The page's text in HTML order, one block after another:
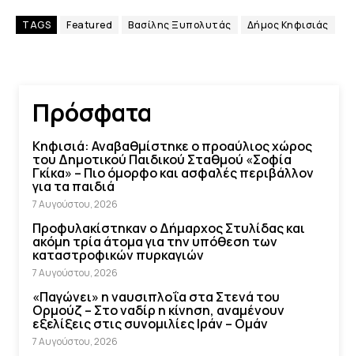
TAGS Featured Βασίλης Ξυπολυτάς Δήμος Κηφισιάς
Πρόσφατα
Κηφισιά: Αναβαθμίστηκε ο προαύλιος χώρος
του Δημοτικού Παιδικού Σταθμού «Σοφία
Γκίκα» – Πιο όμορφο και ασφαλές περιβάλλον
για τα παιδιά
7 Αυγούστου, 2026
Προφυλακίστηκαν ο Δήμαρχος Στυλίδας και
ακόμη τρία άτομα για την υπόθεση των
καταστροφικών πυρκαγιών
7 Αυγούστου, 2026
«Παγώνει» η ναυσιπλοΐα στα Στενά του
Ορμούζ – Στο ναδίρ η κίνηση, αναμένουν
εξελίξεις στις συνομιλίες Ιράν – Ομάν
7 Αυγούστου, 2026